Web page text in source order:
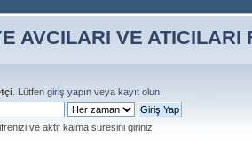
. Lütfen giriş yapın veya kayıt olun
ve aktif kalma süresini giriniz